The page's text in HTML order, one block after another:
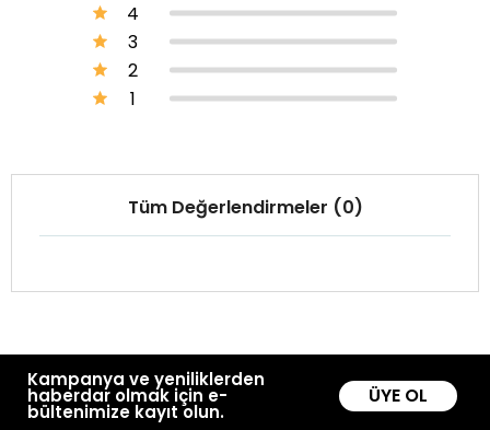
4
3
2
1
Tüm Değerlendirmeler (0)
Kampanya ve yeniliklerden
haberdar olmak için e-
bültenimize kayıt olun.
ÜYE OL